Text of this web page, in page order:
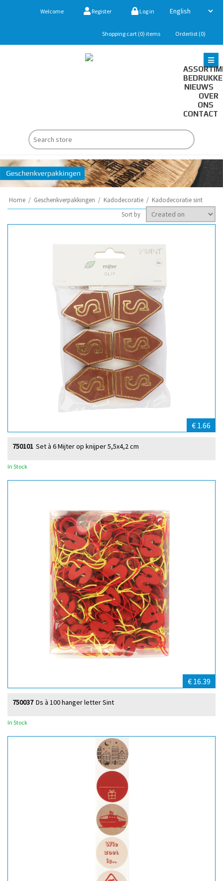
Welcome Register Log in
Shopping cart (0) items Orderlist (0)
NIEUWS
OVER
ONS
CONTACT
Home / Geschenkverpakkingen / Kadodecoratie / Kadodecoratie sint
Sort by
€ 1.66
Set à 6 Mijter op knijper 5,5x4,2 cm
750101
In Stock
€ 16.39
Ds à 100 hanger letter Sint
750037
In Stock